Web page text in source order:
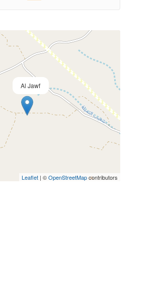
Al Jawf
Leaflet | ©OpenStreetMapcontributors